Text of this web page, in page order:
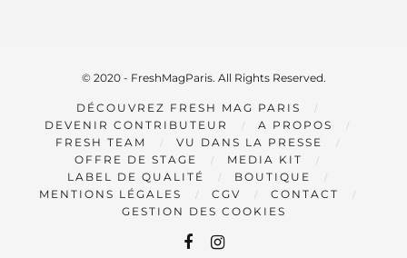
© 2020 - FreshMagParis. All Rights Reserved.
DÉCOUVREZ FRESH MAG PARIS
DEVENIR CONTRIBUTEUR
A PROPOS
FRESH TEAM
VU DANS LA PRESSE
OFFRE DE STAGE
MEDIA KIT
LABEL DE QUALITÉ
BOUTIQUE
MENTIONS LÉGALES
CGV
CONTACT
GESTION DES COOKIES